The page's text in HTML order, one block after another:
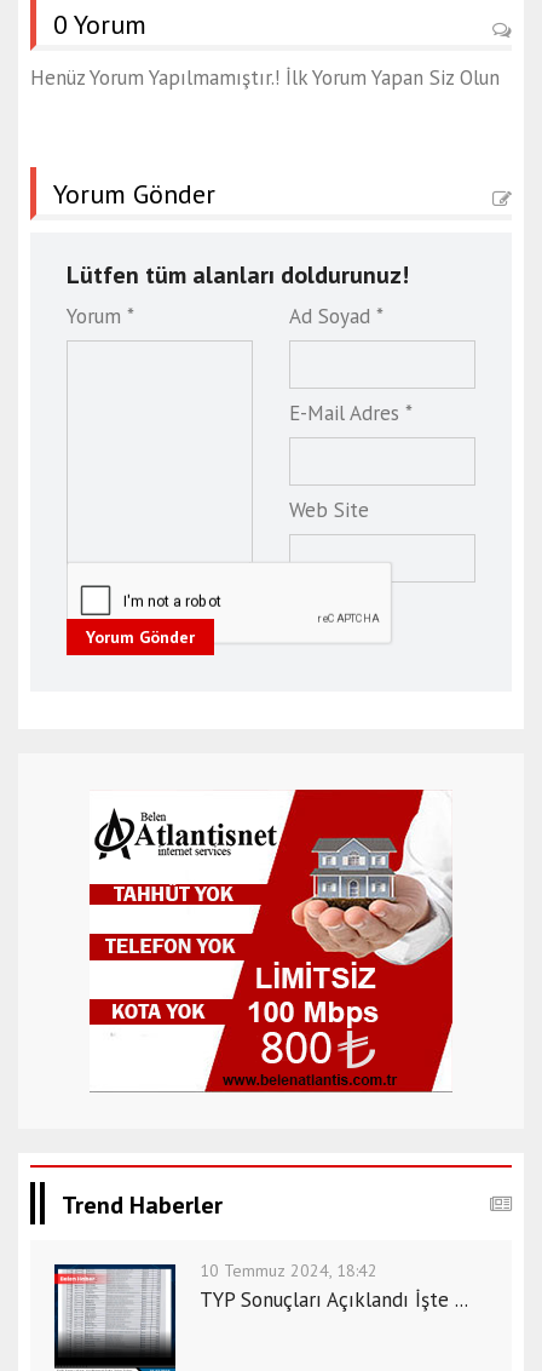
0 Yorum
Henüz Yorum Yapılmamıştır.! İlk Yorum Yapan Siz Olun
Yorum Gönder
Lütfen tüm alanları doldurunuz!
Yorum * Ad Soyad *
E-Mail Adres *
Web Site
Yorum Gönder
Trend Haberler
10 Temmuz 2024, 18:42
TYP Sonuçları Açıklandı İşte ...